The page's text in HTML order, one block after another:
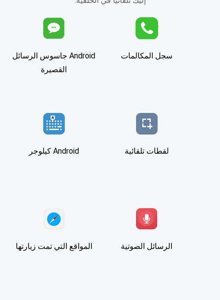
Android جاسوس الرسائل
القصيرة
سجل المكالمات
Android كيلوجر لقطات تلقائية
المواقع التي تمت زيارتها الرسائل الصوتية